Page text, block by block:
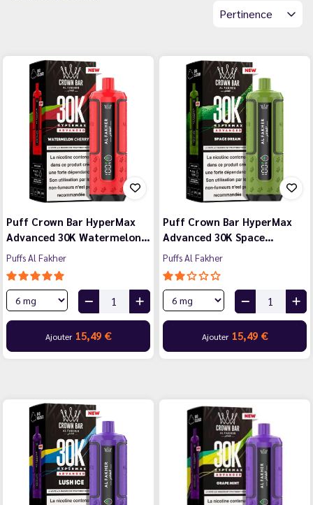
Pertinence
Puff Crown Bar HyperMax
Advanced 30K Watermelon…
Puffs Al Fakher
Ajouter 15,49 €
Puff Crown Bar HyperMax
Advanced 30K Space…
Puffs Al Fakher
Ajouter 15,49 €